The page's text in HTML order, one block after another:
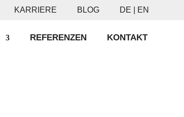
KARRIERE BLOG DE | EN
REFERENZEN KONTAKT